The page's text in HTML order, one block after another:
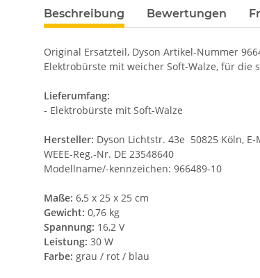
Beschreibung Bewertungen
Original Ersatzteil, Dyson Artikel-Nummer
Elektrobürste mit weicher Soft-Walze, für
Lieferumfang:
- Elektrobürste mit Soft-Walze
Hersteller: Dyson Lichtstr. 43e 50825 Köln, E-
WEEE-Reg.-Nr. DE 23548640
Modellname/-kennzeichen: 966489-10
Maße: 6,5 x 25 x 25 cm
Gewicht: 0,76 kg
Spannung: 16,2 V
Leistung: 30 W
Farbe: grau / rot / blau